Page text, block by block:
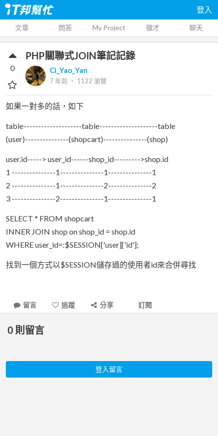
登入
文章 問答 My Project 徵才 聊天
PHP關聯式JOIN筆記記錄
Ci_Yao_Yan
7 年前 ‧ 1122 瀏覽
0
如果一對多的話，如下
table--------------------table--------------------table
(user)---------------(shopcart)---------------(shop)
user.id-----> user_id------shop_id--------->shop.id
1 ---------------1---------------1---------------1
2 ---------------1---------------2---------------2
3 ---------------2---------------1---------------1
SELECT * FROM shopcart
INNER JOIN shop on shop_id = shop.id
WHERE user_id=:$SESSION['user]['id'];
找到一個方式以$SESSION儲存過的使用者id來合併尋找
留言 追蹤 分享 訂閱
0 則留言
登入留言